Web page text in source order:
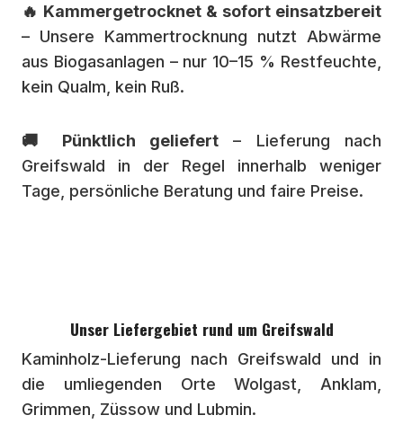
🔥 Kammergetrocknet & sofort einsatzbereit
– Unsere Kammertrocknung nutzt Abwärme
aus Biogasanlagen – nur 10–15 % Restfeuchte,
kein Qualm, kein Ruß.
🚚 Pünktlich geliefert – Lieferung nach
Greifswald in der Regel innerhalb weniger
Tage, persönliche Beratung und faire Preise.
Unser Liefergebiet rund um Greifswald
Kaminholz-Lieferung nach Greifswald und in
die umliegenden Orte Wolgast, Anklam,
Grimmen, Züssow und Lubmin.